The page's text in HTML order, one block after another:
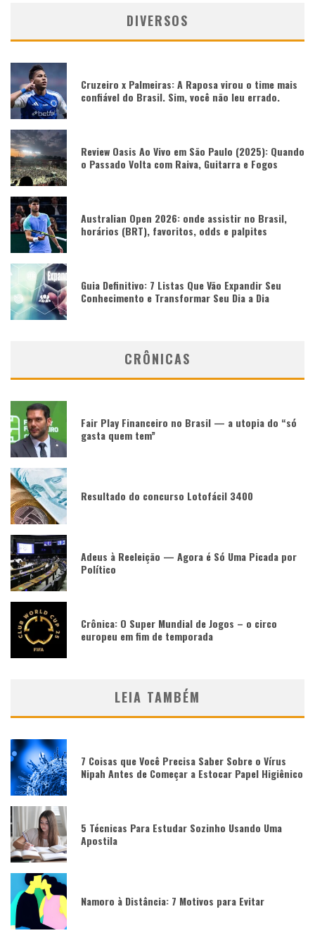
DIVERSOS
Cruzeiro x Palmeiras: A Raposa virou o time mais
confiável do Brasil. Sim, você não leu errado.
Review Oasis Ao Vivo em São Paulo (2025): Quando
o Passado Volta com Raiva, Guitarra e Fogos
Australian Open 2026: onde assistir no Brasil,
horários (BRT), favoritos, odds e palpites
Guia Definitivo: 7 Listas Que Vão Expandir Seu
Conhecimento e Transformar Seu Dia a Dia
CRÔNICAS
Fair Play Financeiro no Brasil — a utopia do “só
gasta quem tem”
Resultado do concurso Lotofácil 3400
Adeus à Reeleição — Agora é Só Uma Picada por
Político
Crônica: O Super Mundial de Jogos – o circo
europeu em fim de temporada
LEIA TAMBÉM
7 Coisas que Você Precisa Saber Sobre o Vírus
Nipah Antes de Começar a Estocar Papel Higiênico
5 Técnicas Para Estudar Sozinho Usando Uma
Apostila
Namoro à Distância: 7 Motivos para Evitar